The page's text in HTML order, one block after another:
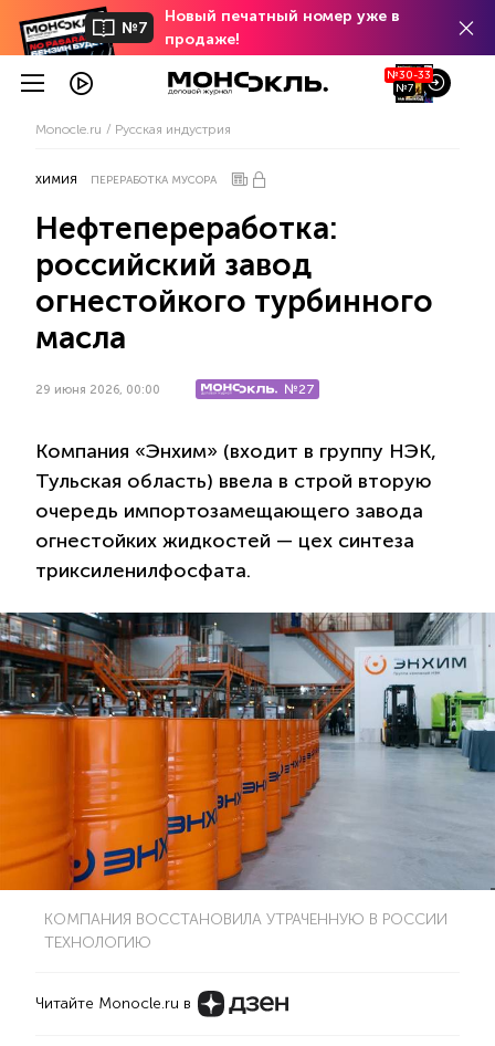
№7
Новый печатный номер уже в
продаже!
№30-33
№7
Monocle.ru Русская индустрия
ХИМИЯ ПЕРЕРАБОТКА МУСОРА
Нефтепереработка:
российский завод
огнестойкого турбинного
масла
29 июня 2026, 00:00 №27
Компания «Энхим» (входит в группу НЭК,
Тульская область) ввела в строй вторую
очередь импортозамещающего завода
огнестойких жидкостей — цех синтеза
триксиленилфосфата.
КОМПАНИЯ ВОССТАНОВИЛА УТРАЧЕННУЮ В РОССИИ
ТЕХНОЛОГИЮ
Читайте Monocle.ru в